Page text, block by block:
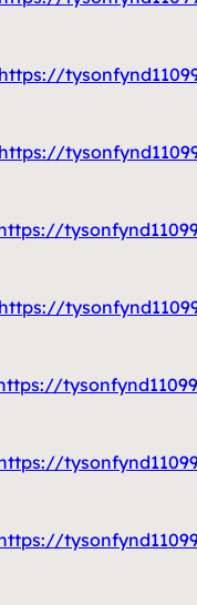
https://tysonfynd11099.madmouseblog.com/3049666/
https://tysonfynd11099.madmouseblog.com/3049668/
https://tysonfynd11099.madmouseblog.com/3049642/
https://tysonfynd11099.madmouseblog.com/3049643/
https://tysonfynd11099.madmouseblog.com/3049644/
https://tysonfynd11099.madmouseblog.com/3049645/
https://tysonfynd11099.madmouseblog.com/3049648/